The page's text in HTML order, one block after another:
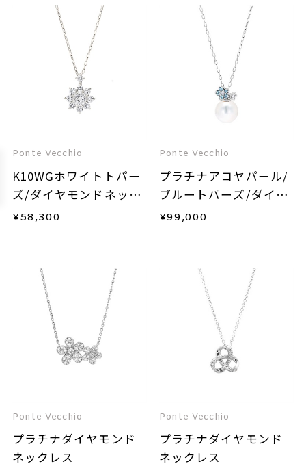
Ponte Vecchio
K10WGホワイトトパー
ズ/ダイヤモンドネック
レス
¥58,300
Ponte Vecchio
プラチナアコヤパール/
ブルートパーズ/ダイヤ
モンドネックレス
¥99,000
Ponte Vecchio
プラチナダイヤモンド
ネックレス
Ponte Vecchio
プラチナダイヤモンド
ネックレス